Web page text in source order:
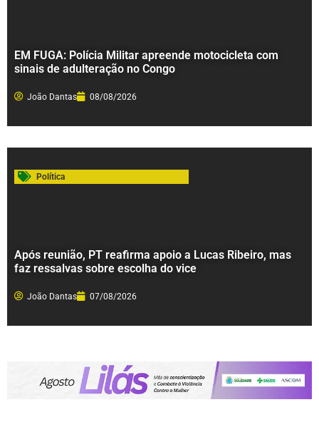
EM FUGA: Polícia Militar apreende motocicleta com
sinais de adulteração no Congo
João Dantas 08/08/2026
Política
Após reunião, PT reafirma apoio a Lucas Ribeiro, mas
faz ressalvas sobre escolha do vice
João Dantas 07/08/2026